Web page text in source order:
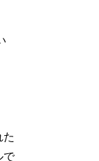
た
で